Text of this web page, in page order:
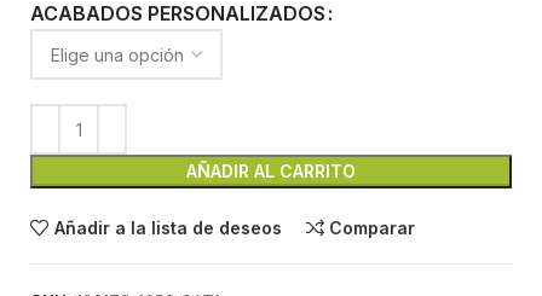
ACABADOS PERSONALIZADOS
AÑADIR AL CARRITO
Añadir a la lista de deseos Comparar